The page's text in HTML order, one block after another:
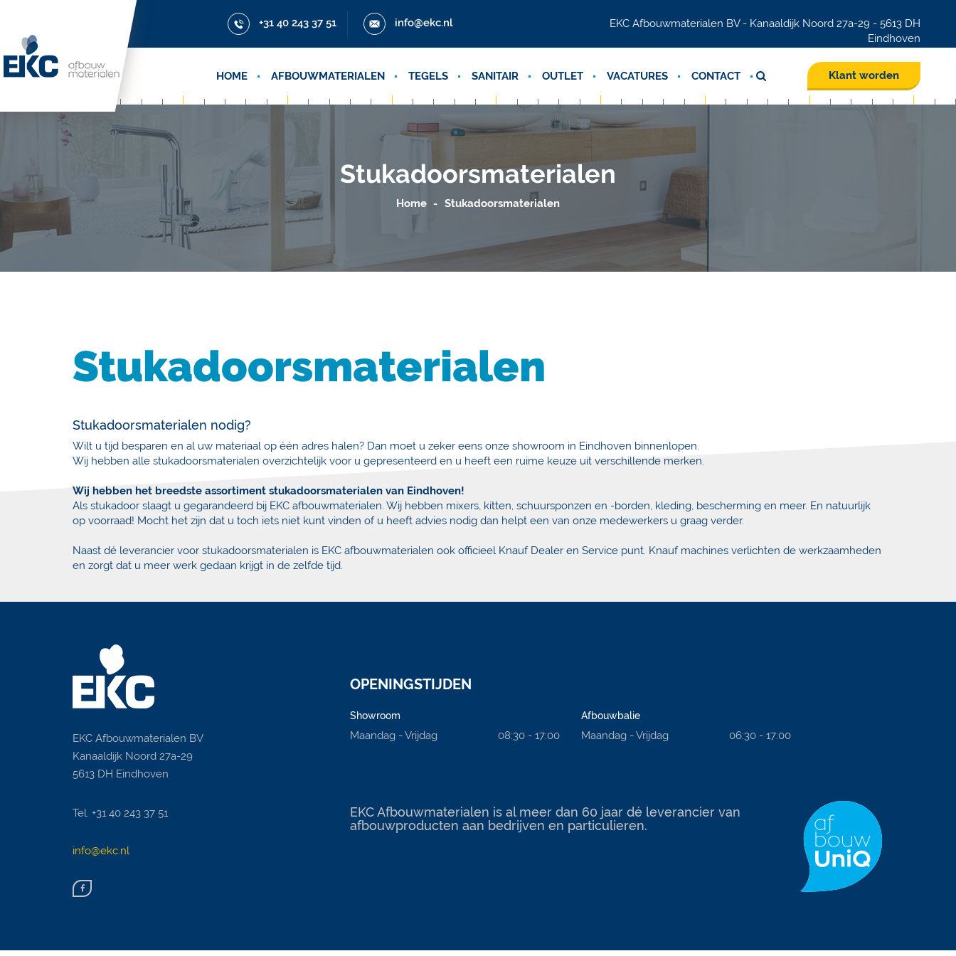
+31 40 243 37 51 info@ekc.nl
EKC Afbouwmaterialen BV - Kanaaldijk Noord 27a-29 - 5613 DH
Eindhoven
HOME AFBOUWMATERIALEN TEGELS SANITAIR OUTLET VACATURES CONTACT Klant worden
Stukadoorsmaterialen
Home Stukadoorsmaterialen
Stukadoorsmaterialen
Stukadoorsmaterialen nodig?
Wilt u tijd besparen en al uw materiaal op één adres halen? Dan moet u zeker eens onze showroom in Eindhoven binnenlopen.
Wij hebben alle stukadoorsmaterialen overzichtelijk voor u gepresenteerd en u heeft een ruime keuze uit verschillende merken.
Wij hebben het breedste assortiment stukadoorsmaterialen van Eindhoven!
Als stukadoor slaagt u gegarandeerd bij EKC afbouwmaterialen. Wij hebben mixers, kitten, schuursponzen en -borden, kleding, bescherming en meer. En natuurlijk
op voorraad! Mocht het zijn dat u toch iets niet kunt vinden of u heeft advies nodig dan helpt een van onze medewerkers u graag verder.
Naast dé leverancier voor stukadoorsmaterialen is EKC afbouwmaterialen ook officieel Knauf Dealer en Service punt. Knauf machines verlichten de werkzaamheden
en zorgt dat u meer werk gedaan krijgt in de zelfde tijd.
EKC Afbouwmaterialen BV
Kanaaldijk Noord 27a-29
5613 DH Eindhoven
Tel. +31 40 243 37 51
info@ekc.nl
OPENINGSTIJDEN
Showroom
Maandag - Vrijdag 08:30 - 17:00
Afbouwbalie
Maandag - Vrijdag 06:30 - 17:00
EKC Afbouwmaterialen is al meer dan 60 jaar dé leverancier van
afbouwproducten aan bedrijven en particulieren.